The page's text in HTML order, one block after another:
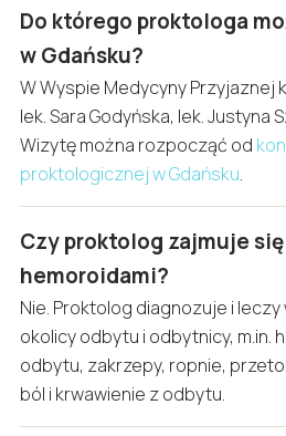
Do którego proktologa
w Gdańsku?
W Wyspie Medycyny
lek. Sara Godyńska, lek. Justyna
Wizytę można rozpocząć od
proktologicznej w Gdańsku.
Czy proktolog zajmuje
hemoroidami?
Nie. Proktolog diagnozuje i
okolicy odbytu i odbytnicy, m.in.
odbytu, zakrzepy, ropnie,
ból i krwawienie z odbytu.